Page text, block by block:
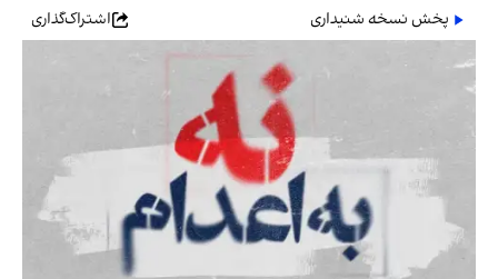
پخش نسخه شنیداری
اشتراک‌گذاری